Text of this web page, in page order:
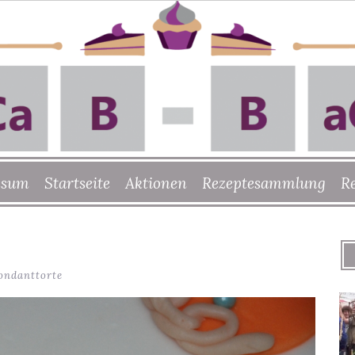
Startseite Aktionen Rezeptesammlung